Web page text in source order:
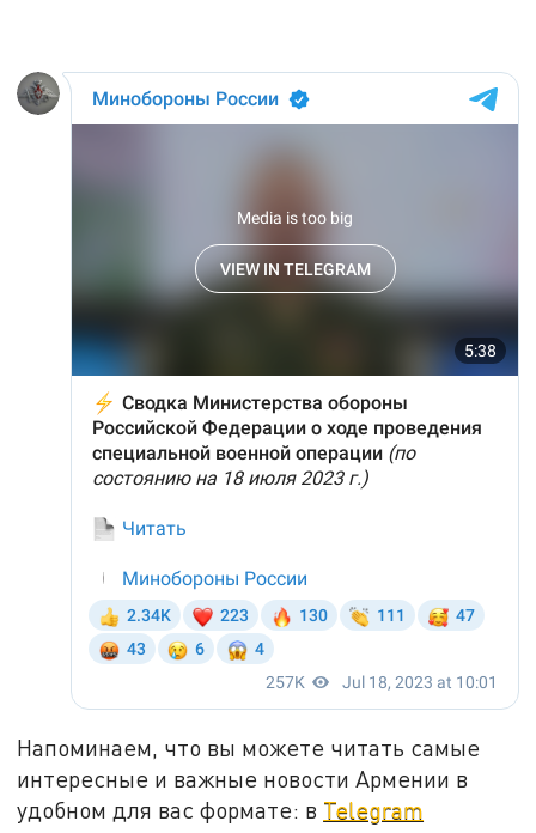
Напоминаем, что вы можете читать самые
интересные и важные новости Армении в
удобном для вас формате: в Telegram